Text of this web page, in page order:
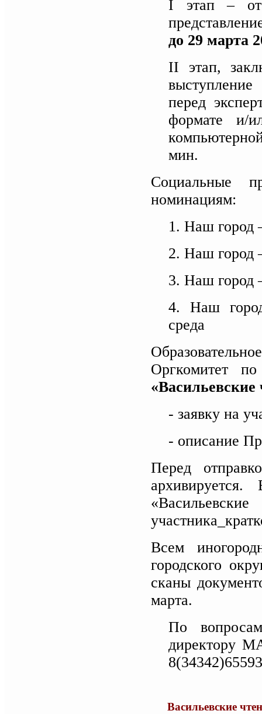
I этап –
до 29 марта
II этап,
перед
формате и/
мин.
Социальные
номинациям:
1. Наш город
2. Наш город
3. Наш город
4. Наш
среда
Оргкомитет
«Васильевские
- заявку на
- описание
Перед
Всем
городского
сканы
марта.
По
директору
Васильевские